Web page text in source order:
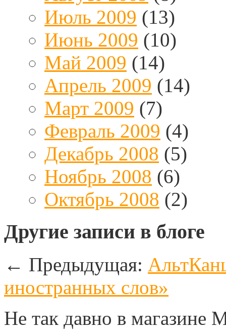
Июль 2009 (13)
Июнь 2009 (10)
Май 2009 (14)
Апрель 2009 (14)
Март 2009 (7)
Февраль 2009 (4)
Декабрь 2008 (5)
Ноябрь 2008 (6)
Октябрь 2008 (2)
Другие записи в блоге
← Предыдущая:
иностранных слов»
Не так давно в магазине